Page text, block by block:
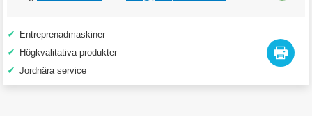
✓ Entreprenadmaskiner
✓ Högkvalitativa produkter
✓ Jordnära service